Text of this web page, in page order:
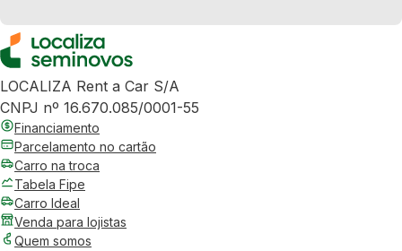
LOCALIZA Rent a Car S/A
CNPJ nº 16.670.085/0001-55
Financiamento
Parcelamento no cartão
Carro na troca
Tabela Fipe
Carro Ideal
Venda para lojistas
Quem somos